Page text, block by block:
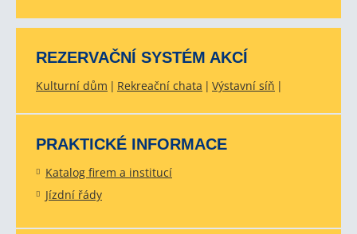
REZERVAČNÍ SYSTÉM AKCÍ
Kulturní dům Rekreační chata Výstavní síň
PRAKTICKÉ INFORMACE
Katalog firem a institucí
Jízdní řády